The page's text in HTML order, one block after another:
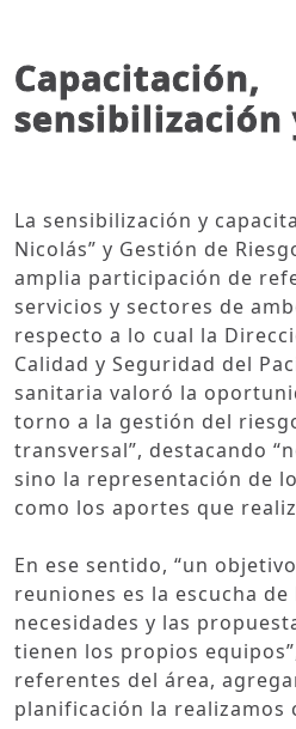
Capacitación,
sensibilización
La sensibilización y
Nicolás” y Gestión de
amplia participación de
servicios y sectores de
respecto a lo cual la
Calidad y Seguridad del
sanitaria valoró la
torno a la gestión del
transversal”, destacando
sino la representación de
como los aportes que
En ese sentido, “un
reuniones es la escucha
necesidades y las
tienen los propios
referentes del área,
planificación la realizamos